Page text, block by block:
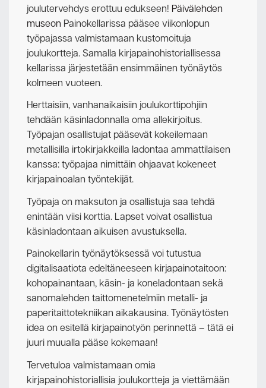
joulutervehdys erottuu edukseen! Päivälehden
museon Painokellarissa pääsee viikonlopun
työpajassa valmistamaan kustomoituja
joulukortteja. Samalla kirjapainohistoriallisessa
kellarissa järjestetään ensimmäinen työnäytös
kolmeen vuoteen.
Herttaisiin, vanhanaikaisiin joulukorttipohjiin
tehdään käsinladonnalla oma allekirjoitus.
Työpajan osallistujat pääsevät kokeilemaan
metallisilla irtokirjakkeilla ladontaa ammattilaisen
kanssa: työpajaa nimittäin ohjaavat kokeneet
kirjapainoalan työntekijät.
Työpaja on maksuton ja osallistuja saa tehdä
enintään viisi korttia. Lapset voivat osallistua
käsinladontaan aikuisen avustuksella.
Painokellarin työnäytöksessä voi tutustua
digitalisaatiota edeltäneeseen kirjapainotaitoon:
kohopainantaan, käsin- ja koneladontaan sekä
sanomalehden taittomenetelmiin metalli- ja
paperitaittotekniikan aikakausina. Työnäytösten
idea on esitellä kirjapainotyön perinnettä – tätä ei
juuri muualla pääse kokemaan!
Tervetuloa valmistamaan omia
kirjapainohistoriallisia joulukortteja ja viettämään